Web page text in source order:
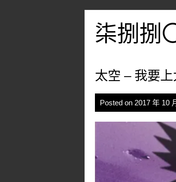
柒捌捌
太空 – 我要上
Posted on 2017 年 10